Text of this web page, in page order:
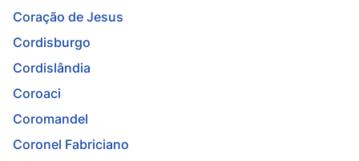
Coração de Jesus
Cordisburgo
Cordislândia
Coroaci
Coromandel
Coronel Fabriciano